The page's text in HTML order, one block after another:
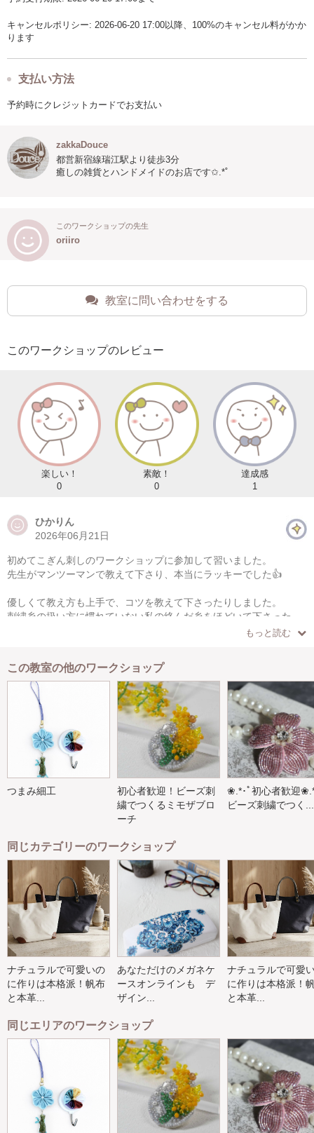
キャンセルポリシー: 2026-06-20 17:00以降、100%のキャンセル料がかか
ります
支払い方法
予約時にクレジットカードでお支払い
zakkaDouce
都営新宿線瑞江駅より徒歩3分
癒しの雑貨とハンドメイドのお店です✩.*˚
このワークショップの先生
oriiro
教室に問い合わせをする
このワークショップのレビュー
楽しい！
0
素敵！
0
達成感
1
ひかりん
2026年06月21日
初めてこぎん刺しのワークショップに参加して習いました。
先生がマンツーマンで教えて下さり、本当にラッキーでした👍
優しくて教え方も上手で、コツを教えて下さったりしました。
刺繍糸の扱い方に慣れていない私の絡んだ糸をほどいて下さった
り、ゆったりとした感じで楽しい時間をすごせました。
おまけに台湾のお土産も頂き本当にありがとうございました。
もっと読む
この教室の他のワークショップ
つまみ細工
初心者歓迎！ビーズ刺
繍でつくるミモザブロ
ーチ
❀.*･ﾟ初心者歓迎
ビーズ刺繍でつく...
同じカテゴリーのワークショップ
ナチュラルで可愛いの
に作りは本格派！帆布
と本革...
あなただけのメガネケ
ースオンラインも デ
ザイン...
ナチュラルで可愛
に作りは本格派！
と本革...
同じエリアのワークショップ